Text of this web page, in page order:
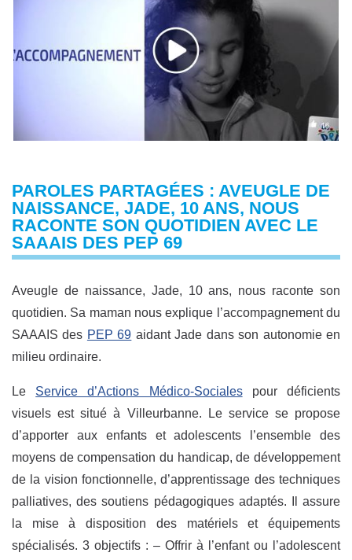
PAROLES PARTAGÉES : AVEUGLE DE
NAISSANCE, JADE, 10 ANS, NOUS
RACONTE SON QUOTIDIEN AVEC LE
SAAAIS DES PEP 69
Aveugle de naissance, Jade, 10 ans, nous raconte son
quotidien. Sa maman nous explique l’accompagnement du
SAAAIS des PEP 69 aidant Jade dans son autonomie en
milieu ordinaire.
Le Service d’Actions Médico-Socialespour déficients
visuels est situé à Villeurbanne. Le service se propose
d’apporter aux enfants et adolescents l’ensemble des
moyens de compensation du handicap, de développement
de la vision fonctionnelle, d’apprentissage des techniques
palliatives, des soutiens pédagogiques adaptés. Il assure
la mise à disposition des matériels et équipements
spécialisés. 3 objectifs : – Offrir à l’enfant ou l’adolescent